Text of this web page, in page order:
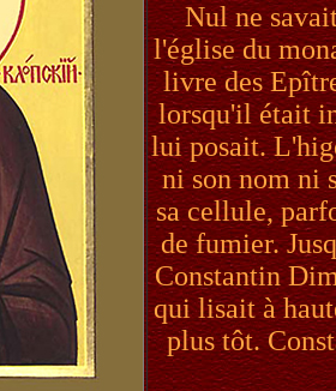
Nul ne
l'église du
livre des
lorsqu'il était
lui posait.
ni son nom ni
sa cellule,
de fumier.
Constantin
qui lisait à
plus tôt.